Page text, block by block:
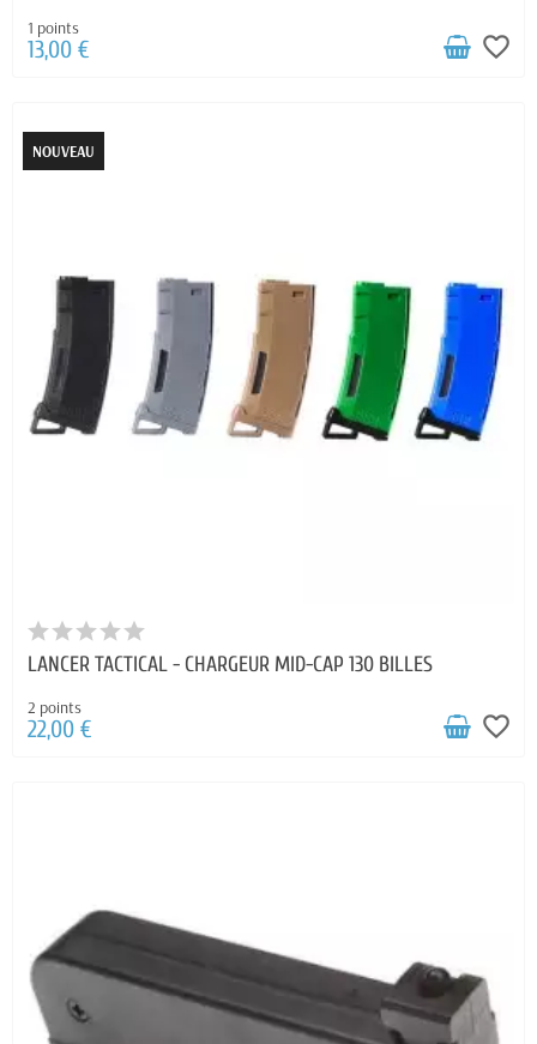
1 points
13,00 € favorite_border
NOUVEAU
LANCER TACTICAL - CHARGEUR MID-CAP 130 BILLES
2 points
22,00 € favorite_border